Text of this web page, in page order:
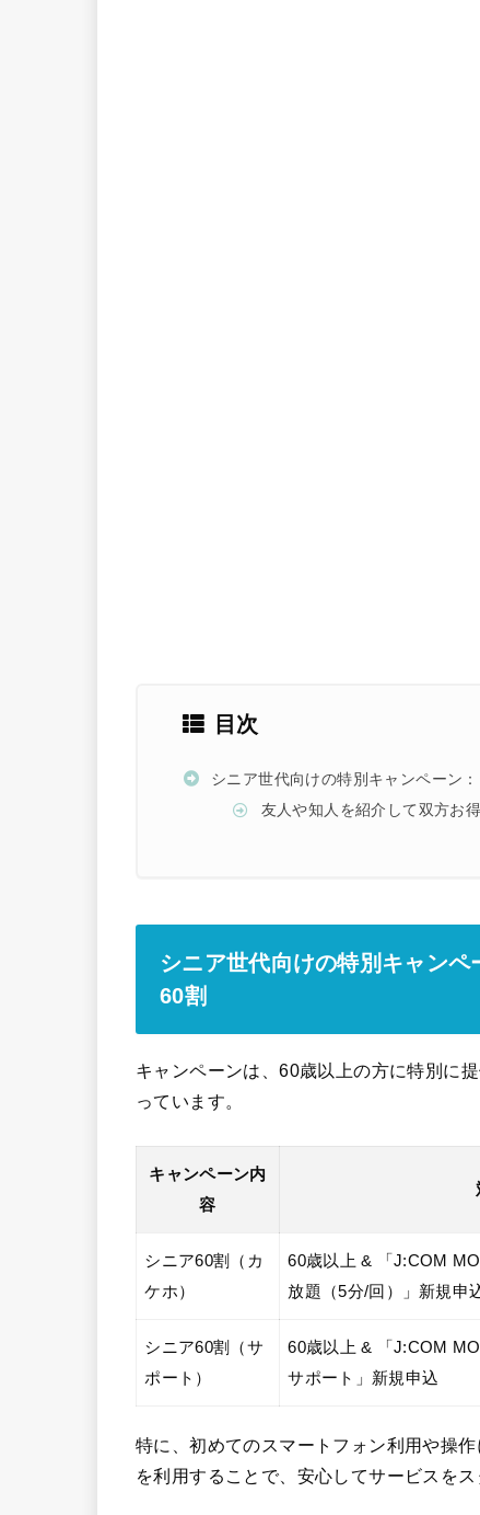
目次
シニア世代向けの特別キャンペーン
友人や知人を紹介して双方お得
シニア世代向けの特別キャンペ
60割
キャンペーンは、60歳以上の方に特別に
っています。
キャンペーン内
容
シニア60割（カ
ケホ）
60歳以上 & 「J:COM
放題（5分/回）」新規申
シニア60割（サ
ポート）
60歳以上 & 「J:COM
サポート」新規申込
特に、初めてのスマートフォン利用や操
を利用することで、安心してサービスをス